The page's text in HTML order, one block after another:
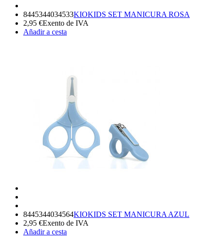
8445344034533KIOKIDS SET MANICURA ROSA
2,95 €Exento de IVA
Añadir a cesta
8445344034564KIOKIDS SET MANICURA AZUL
2,95 €Exento de IVA
Añadir a cesta